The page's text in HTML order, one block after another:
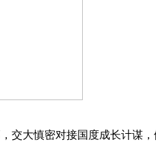
大慎密对接国度成长计谋